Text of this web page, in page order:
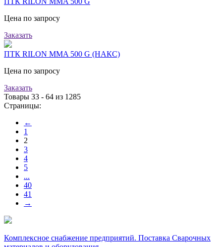
Цена по запросу
Заказать
ПТК RILON MMA 500 G (НАКС)
Цена по запросу
Заказать
Товары 33 - 64 из 1285
Страницы:
←
1
2
3
4
5
...
40
41
→
Комплексное снабжение предприятий. Поставка Сварочных